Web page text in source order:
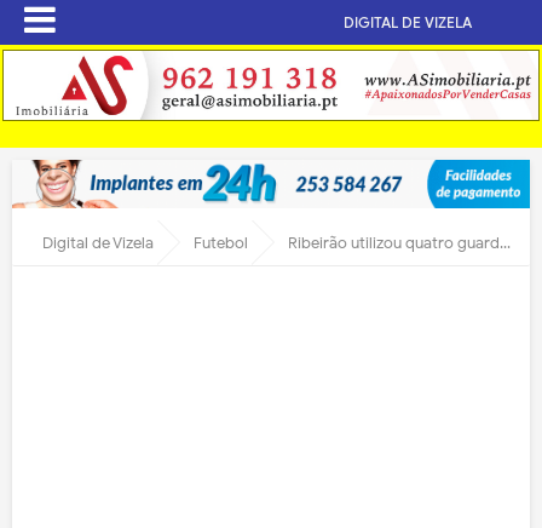
DIGITAL DE VIZELA
Digital de Vizela Futebol Ribeirão utilizou quatro guarda-redes